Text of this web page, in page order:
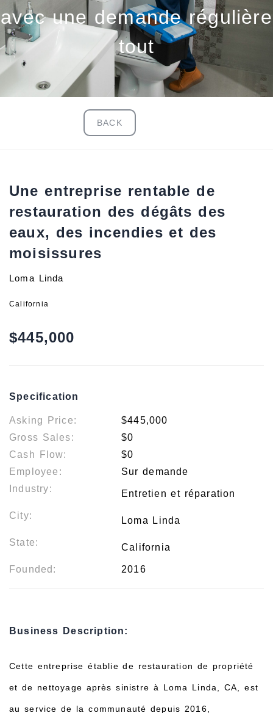
avec une demande régulière
tout
BACK
Une entreprise rentable de
restauration des dégâts des
eaux, des incendies et des
moisissures
Loma Linda
California
$445,000
Specification
Asking Price:
$445,000
Gross Sales:
$0
Cash Flow:
$0
Employee:
Sur demande
Industry:
Entretien et réparation
City: Loma Linda
State: California
Founded: 2016
Business Description:
Cette entreprise établie de restauration de propriété
et de nettoyage après sinistre à Loma Linda, CA, est
au service de la communauté depuis 2016,